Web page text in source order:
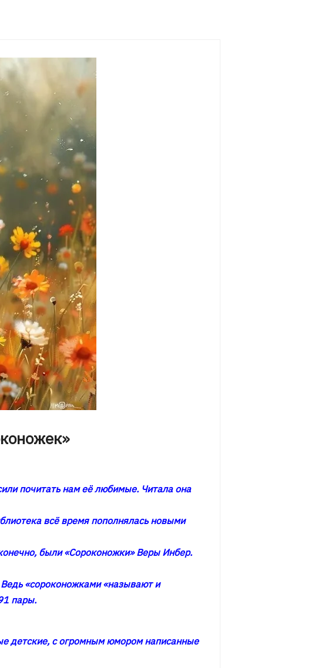
почитать нам её любимые. Читала она
всё время пополнялась новыми
были «Сороконожки» Веры Инбер.
«сороконожками «называют и
пары.
детские, с огромным юмором написанные